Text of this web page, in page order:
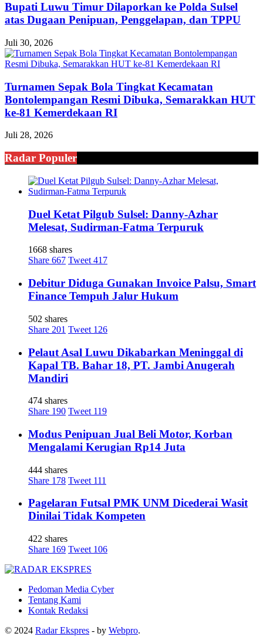
Bupati Luwu Timur Dilaporkan ke Polda Sulsel
atas Dugaan Penipuan, Penggelapan, dan TPPU
Juli 30, 2026
Turnamen Sepak Bola Tingkat Kecamatan
Bontolempangan Resmi Dibuka, Semarakkan HUT
ke-81 Kemerdekaan RI
Juli 28, 2026
Radar Populer
Duel Ketat Pilgub Sulsel: Danny-Azhar
Melesat, Sudirman-Fatma Terpuruk
1668 shares
Share 667 Tweet 417
Debitur Diduga Gunakan Invoice Palsu, Smart
Finance Tempuh Jalur Hukum
502 shares
Share 201 Tweet 126
Pelaut Asal Luwu Dikabarkan Meninggal di
Kapal TB. Bahar 18, PT. Jambi Anugerah
Mandiri
474 shares
Share 190 Tweet 119
Modus Penipuan Jual Beli Motor, Korban
Mengalami Kerugian Rp14 Juta
444 shares
Share 178 Tweet 111
Pagelaran Futsal PMK UNM Dicederai Wasit
Dinilai Tidak Kompeten
422 shares
Share 169 Tweet 106
Pedoman Media Cyber
Tentang Kami
Kontak Redaksi
© 2024 Radar Ekspres - by Webpro.